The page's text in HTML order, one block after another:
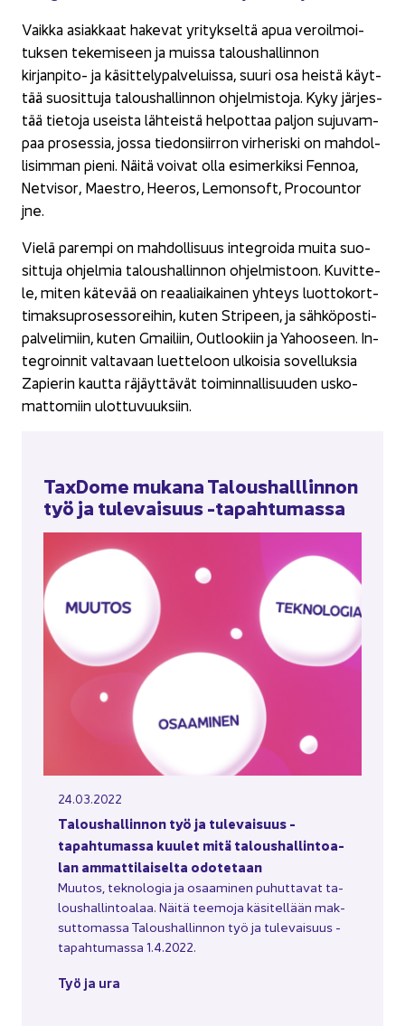
Vaik­ka asiak­kaat ha­ke­vat yri­tyk­sel­tä apua ve­roil­moi­
tuk­sen te­ke­mi­seen ja muis­sa ta­lous­hal­lin­non
kirjanpito-​ ja kä­sit­te­ly­pal­ve­luis­sa, suuri osa heis­tä käyt­
tää suo­sit­tu­ja ta­lous­hal­lin­non oh­jel­mis­to­ja. Kyky jär­jes­
tää tie­to­ja useis­ta läh­teis­tä hel­pot­taa pal­jon su­ju­vam­
paa pro­ses­sia, jossa tie­don­siir­ron vir­he­ris­ki on mah­dol­
li­sim­man pieni. Näitä voi­vat olla esi­mer­kik­si Fen­noa,
Net­vi­sor, Mae­stro, Hee­ros, Le­mon­soft, Procoun­tor
jne.
Vielä pa­rem­pi on mah­dol­li­suus in­tegroi­da muita suo­
sit­tu­ja oh­jel­mia ta­lous­hal­lin­non oh­jel­mis­toon. Ku­vit­te­
le, miten kä­te­vää on re­aa­liai­kai­nen yh­teys luot­to­kort­
ti­mak­su­pro­ses­so­rei­hin, kuten Stri­peen, ja säh­kö­pos­ti­
pal­ve­li­miin, kuten Gmai­liin, Out­loo­kiin ja Yahoo­seen. In­
tegroin­nit val­ta­vaan luet­te­loon ul­koi­sia so­vel­luk­sia
Zapierin kaut­ta rä­jäyt­tä­vät toi­min­nal­li­suu­den us­ko­
mat­to­miin ulot­tu­vuuk­siin.
TaxDome mu­ka­na Ta­lous­hall­lin­non
työ ja tu­le­vai­suus -​tapahtumassa
24.03.2022
Ta­lous­hal­lin­non työ ja tu­le­vai­suus -​
tapahtumassa kuu­let mitä ta­lous­hal­lin­toa­
lan am­mat­ti­lai­sel­ta odo­te­taan
Muu­tos, tek­no­lo­gia ja osaa­mi­nen pu­hut­ta­vat ta­
lous­hal­lin­toa­laa. Näitä tee­mo­ja kä­si­tel­lään mak­
sut­to­mas­sa Ta­lous­hal­lin­non työ ja tu­le­vai­suus -​
tapahtumassa 1.4.2022.
Työ ja ura